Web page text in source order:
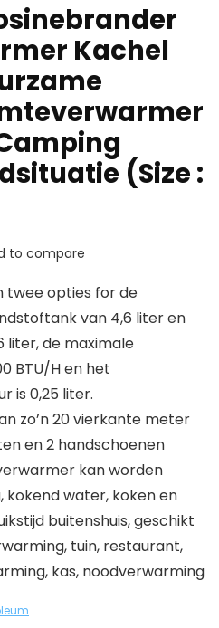
Kachel
(Size :
to compare
twee opties for de
van 4,6 liter en
de maximale
BTU/H en het
is 0,25 liter.
zo’n 20 vierkante meter
en 2 handschoenen
kan worden
water, koken en
buitenshuis, geschikt
tuin, restaurant,
kas, noodverwarming